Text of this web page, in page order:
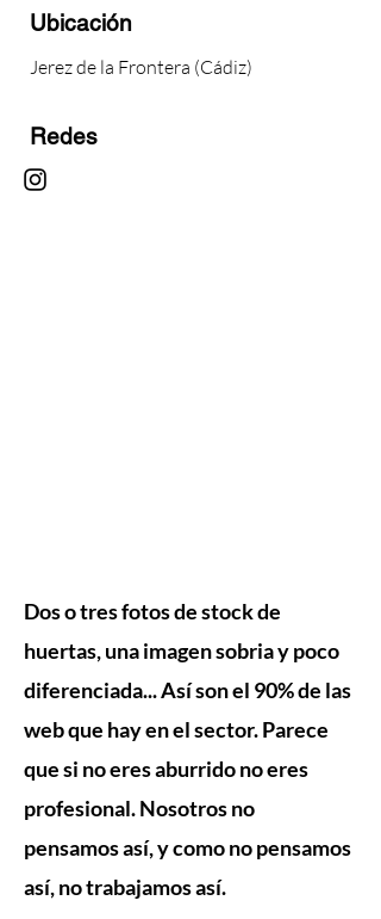
Ubicación
Jerez de la Frontera (Cádiz)
Redes
Dos o tres fotos de stock de
huertas, una imagen sobria y poco
diferenciada... Así son el 90% de las
web que hay en el sector. Parece
que si no eres aburrido no eres
profesional. Nosotros no
pensamos así, y como no pensamos
así, no trabajamos así.